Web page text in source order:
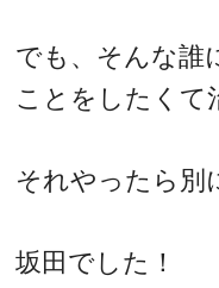
でも、そんな誰
ことをしたくて
それやったら別
坂田でした！